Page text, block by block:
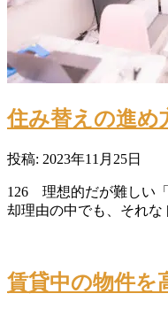
住み替えの進め
投稿: 2023年11月25日
126 理想的だが難しい
却理由の中でも、それ
賃貸中の物件を